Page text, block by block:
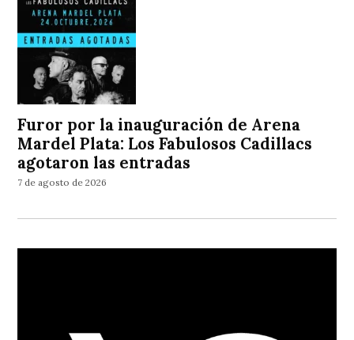
Furor por la inauguración de Arena
Mardel Plata: Los Fabulosos Cadillacs
agotaron las entradas
7 de agosto de 2026